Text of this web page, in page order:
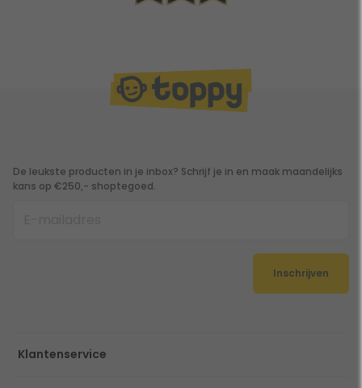
De leukste producten in je inbox? Schrijf je in en maak maandelijks
kans op €250,- shoptegoed.
Inschrijven
Klantenservice